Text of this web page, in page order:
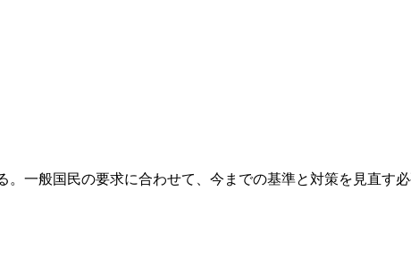
一般国民の要求に合わせて、今までの基準と対策を見直す